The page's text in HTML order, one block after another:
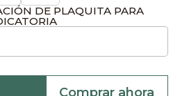
DE PLAQUITA PARA
Comprar ahora